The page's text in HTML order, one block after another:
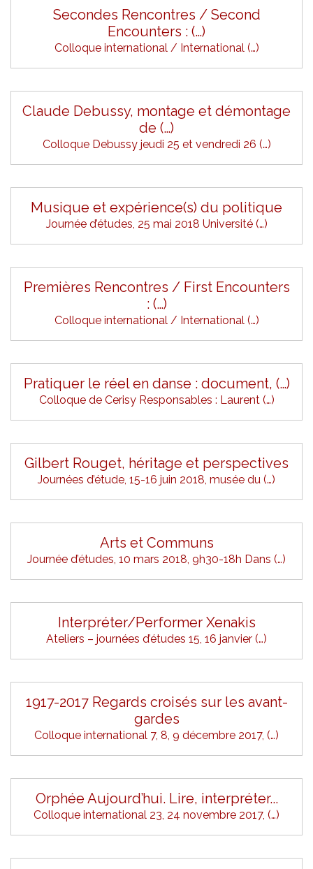
Secondes Rencontres / Second
Encounters : (…)
Colloque international / International (…)
Claude Debussy, montage et démontage
de (…)
Colloque Debussy jeudi 25 et vendredi 26 (…)
Musique et expérience(s) du politique
Journée d’études, 25 mai 2018 Université (…)
Premières Rencontres / First Encounters
: (…)
Colloque international / International (…)
Pratiquer le réel en danse : document, (…)
Colloque de Cerisy Responsables : Laurent (…)
Gilbert Rouget, héritage et perspectives
Journées d’étude, 15-16 juin 2018, musée du (…)
Arts et Communs
Journée d’études, 10 mars 2018, 9h30-18h Dans (…)
Interpréter/Performer Xenakis
Ateliers – journées d’études 15, 16 janvier (…)
1917-2017 Regards croisés sur les avant-
gardes
Colloque international 7, 8, 9 décembre 2017, (…)
Orphée Aujourd’hui. Lire, interpréter...
Colloque international 23, 24 novembre 2017, (…)